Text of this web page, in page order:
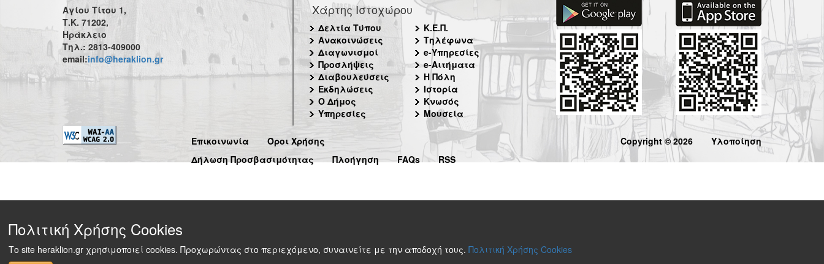
Αγίου Τίτου 1,
Τ.Κ. 71202,
Ηράκλειο
Τηλ.: 2813-409000
email:info@heraklion.gr
Χάρτης Ιστοχώρου
Δελτία Τύπου
Ανακοινώσεις
Διαγωνισμοί
Προσλήψεις
Διαβουλεύσεις
Εκδηλώσεις
Ο Δήμος
Υπηρεσίες
Κ.Ε.Π.
Τηλέφωνα
e-Υπηρεσίες
e-Αιτήματα
Η Πόλη
Ιστορία
Κνωσός
Μουσεία
Επικοινωνία
Όροι Χρήσης
Δήλωση Προσβασιμότητας
Πλοήγηση FAQs RSS
Copyright © 2026 Υλοποίηση
Πολιτική Χρήσης Cookies
Το site heraklion.gr χρησιμοποιεί cookies. Προχωρώντας στο περιεχόμενο, συναινείτε με την αποδοχή τους. Πολιτική Χρήσης Cookies